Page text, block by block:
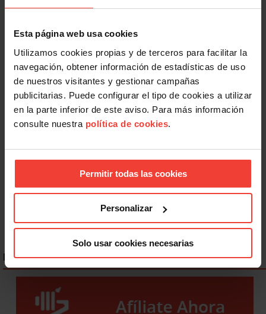
Esta página web usa cookies
Utilizamos cookies propias y de terceros para facilitar la
navegación, obtener información de estadísticas de uso
de nuestros visitantes y gestionar campañas
publicitarias. Puede configurar el tipo de cookies a utilizar
en la parte inferior de este aviso. Para más información
consulte nuestra política de cookies.
Permitir todas las cookies
Personalizar
Solo usar cookies necesarias
Actualidad
precariedad en la práctica
ENLACES DESTACADOS